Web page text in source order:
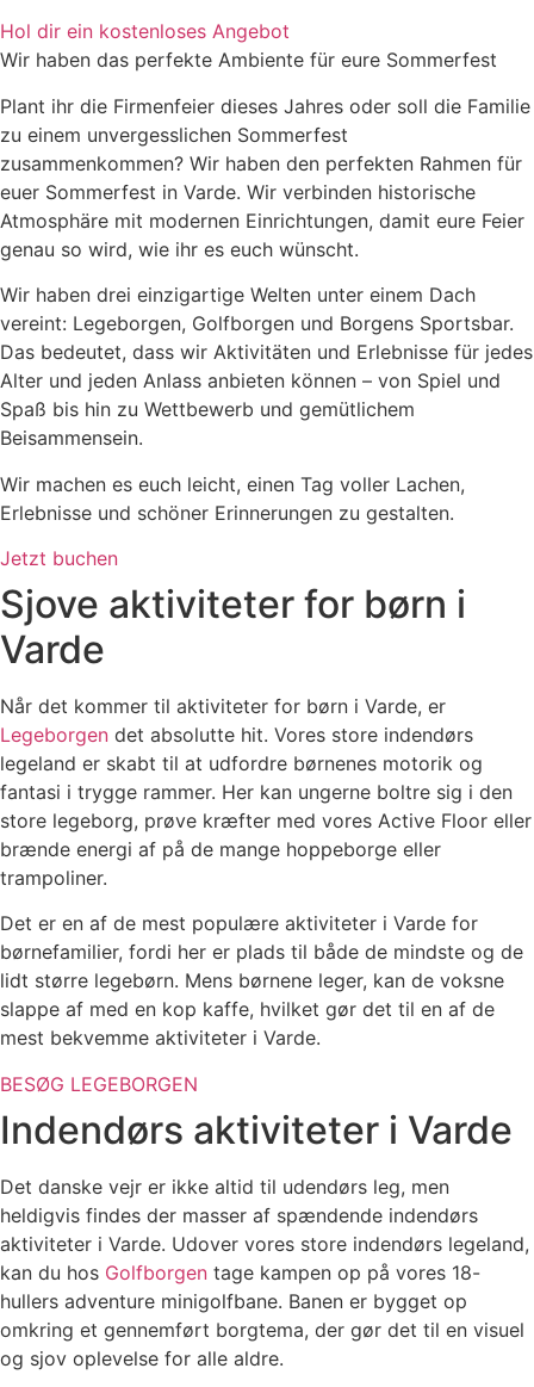
Hol dir ein kostenloses Angebot
Wir haben das perfekte Ambiente für eure Sommerfest
Plant ihr die Firmenfeier dieses Jahres oder soll die Familie
zu einem unvergesslichen Sommerfest
zusammenkommen? Wir haben den perfekten Rahmen für
euer Sommerfest in Varde. Wir verbinden historische
Atmosphäre mit modernen Einrichtungen, damit eure Feier
genau so wird, wie ihr es euch wünscht.
Wir haben drei einzigartige Welten unter einem Dach
vereint: Legeborgen, Golfborgen und Borgens Sportsbar.
Das bedeutet, dass wir Aktivitäten und Erlebnisse für jedes
Alter und jeden Anlass anbieten können – von Spiel und
Spaß bis hin zu Wettbewerb und gemütlichem
Beisammensein.
Wir machen es euch leicht, einen Tag voller Lachen,
Erlebnisse und schöner Erinnerungen zu gestalten.
Jetzt buchen
Sjove aktiviteter for børn i
Varde
Når det kommer til aktiviteter for børn i Varde, er
Legeborgen det absolutte hit. Vores store indendørs
legeland er skabt til at udfordre børnenes motorik og
fantasi i trygge rammer. Her kan ungerne boltre sig i den
store legeborg, prøve kræfter med vores Active Floor eller
brænde energi af på de mange hoppeborge eller
trampoliner.
Det er en af de mest populære aktiviteter i Varde for
børnefamilier, fordi her er plads til både de mindste og de
lidt større legebørn. Mens børnene leger, kan de voksne
slappe af med en kop kaffe, hvilket gør det til en af de
mest bekvemme aktiviteter i Varde.
BESØG LEGEBORGEN
Indendørs aktiviteter i Varde
Det danske vejr er ikke altid til udendørs leg, men
heldigvis findes der masser af spændende indendørs
aktiviteter i Varde. Udover vores store indendørs legeland,
kan du hos Golfborgen tage kampen op på vores 18-
hullers adventure minigolfbane. Banen er bygget op
omkring et gennemført borgtema, der gør det til en visuel
og sjov oplevelse for alle aldre.